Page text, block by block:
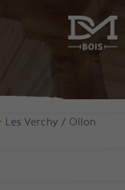
Les Verchy / Ollon